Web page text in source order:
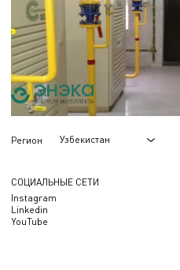
Nэл.
0,1 МВт
Qтеп.
0,3 МВт
Регион Узбекистан
СОЦИАЛЬНЫЕ СЕТИ
Instagram
Linkedin
YouTube